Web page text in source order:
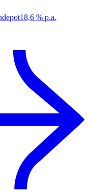
18,6 % p.a.